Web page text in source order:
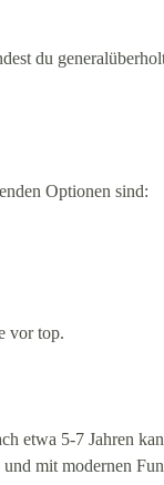
du
Optionen sind:
vor top.
etwa 5-7 Jahren
mit modernen